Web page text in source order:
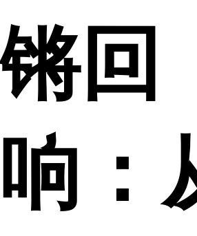
锵回
响：